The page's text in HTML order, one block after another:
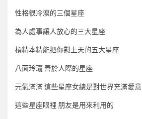
性格很冷漠的三個星座
為人處事讓人放心的三大星座
槓精本精能把你懟上天的五大星座
八面玲瓏 善於人際的星座
元氣滿滿 這些星座女總是對世界充滿愛意
這些星座眼裡 朋友是用來利用的